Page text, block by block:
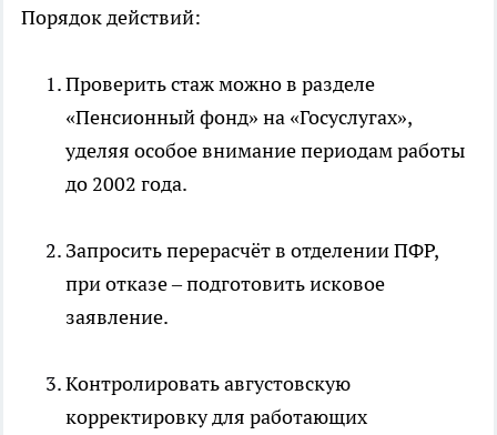
Порядок действий:
Проверить стаж можно в разделе
«Пенсионный фонд» на «Госуслугах»,
уделяя особое внимание периодам работы
до 2002 года.
Запросить перерасчёт в отделении ПФР,
при отказе – подготовить исковое
заявление.
Контролировать августовскую
корректировку для работающих